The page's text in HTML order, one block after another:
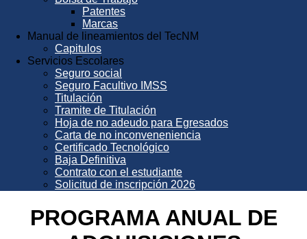
Patentes
Marcas
Manual de lineamientos del TecNM
Capitulos
Servicios Escolares
Seguro social
Seguro Facultivo IMSS
Titulación
Tramite de Titulación
Hoja de no adeudo para Egresados
Carta de no inconveneniencia
Certificado Tecnológico
Baja Definitiva
Contrato con el estudiante
Solicitud de inscripción 2026
PROGRAMA ANUAL DE